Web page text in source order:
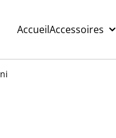
AccueilAccessoires